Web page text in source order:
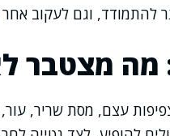
להתמודד, וגם לעקוב אחר
מה מצטבר
עצם, מסת שריר, עור,